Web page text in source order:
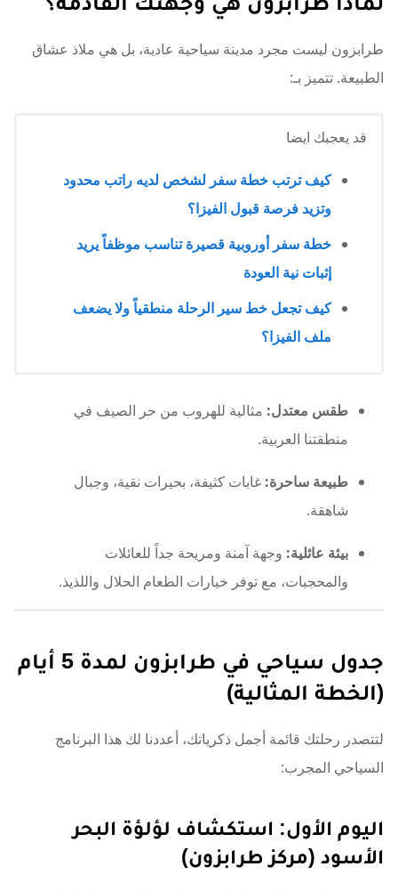
طرابزون ليست مجرد مدينة سياحية عادية، بل هي ملاذ عشاق
الطبيعة. تتميز بـ:
قد يعجبك ايضا
كيف ترتب خطة سفر لشخص لديه راتب محدود
وتزيد فرصة قبول الفيزا؟
خطة سفر أوروبية قصيرة تناسب موظفاً يريد
إثبات نية العودة
كيف تجعل خط سير الرحلة منطقياً ولا يضعف
ملف الفيزا؟
طقس معتدل: مثالية للهروب من حر الصيف في
منطقتنا العربية.
طبيعة ساحرة: غابات كثيفة، بحيرات نقية، وجبال
شاهقة.
بيئة عائلية: وجهة آمنة ومريحة جداً للعائلات
والمحجبات، مع توفر خيارات الطعام الحلال واللذيذ.
جدول سياحي في طرابزون لمدة 5 أيام
(الخطة المثالية)
لتتصدر رحلتك قائمة أجمل ذكرياتك، أعددنا لك هذا البرنامج
السياحي المجرب:
اليوم الأول: استكشاف لؤلؤة البحر
الأسود (مركز طرابزون)